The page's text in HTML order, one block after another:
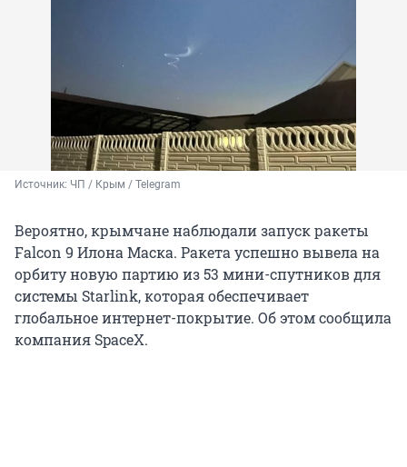
Источник: ЧП / Крым / Telegram
Вероятно, крымчане наблюдали запуск ракеты
Falcon 9 Илона Маска. Ракета успешно вывела на
орбиту новую партию из 53 мини-спутников для
системы Starlink, которая обеспечивает
глобальное интернет-покрытие. Об этом сообщила
компания SpaceX.